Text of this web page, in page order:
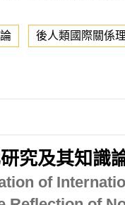
後人類國際關係
究及其知識
of